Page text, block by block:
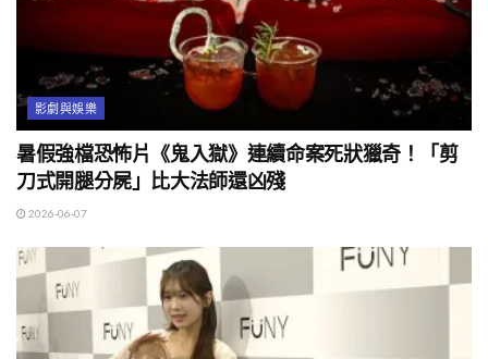
影劇與娛樂
暑假強檔恐怖片《鬼入獄》連續命案死狀獵奇！「剪
刀式開腿分屍」比大法師還凶殘
2026-06-07